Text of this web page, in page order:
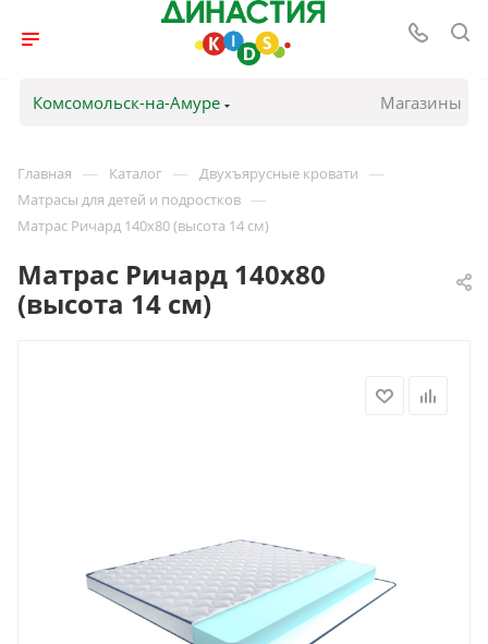
Комсомольск-на-Амуре Магазины
Главная — Каталог — Двухъярусные кровати —
Матрасы для детей и подростков —
Матрас Ричард 140х80 (высота 14 см)
Матрас Ричард 140х80
(высота 14 см)